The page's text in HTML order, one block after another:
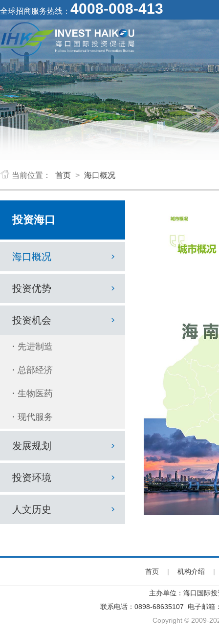
全球招商服务热线： 4008-008-413
当前位置： 首页 > 海口概况
投资海口
海口概况
投资优势
投资机会
· 先进制造
· 总部经济
· 生物医药
· 现代服务
发展规划
投资环境
人文历史
首页 | 机构介绍 |
主办单位：海口国际
联系电话：0898-68635107 电子邮箱
Copyright © 2009-